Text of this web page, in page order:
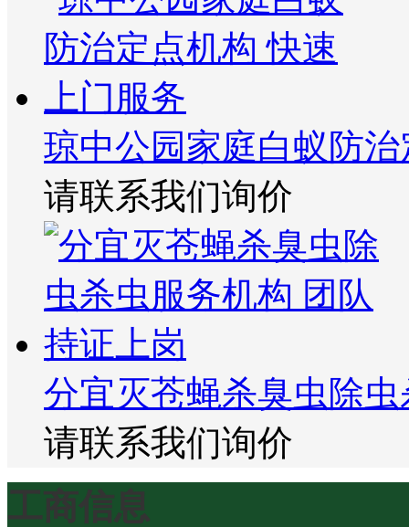
琼中公园家庭白蚁防
请联系我们询价
分宜灭苍蝇杀臭虫除
请联系我们询价
工商信息